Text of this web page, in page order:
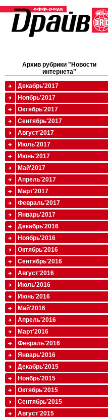
Архив рубрики "Новости
интернета"
Декабрь'2017
Ноябрь'2017
Октябрь'2017
Сентябрь'2017
Август'2017
Июль'2017
Июнь'2017
Май'2017
Апрель'2017
Март'2017
Февраль'2017
Январь'2017
Декабрь'2016
Ноябрь'2016
Октябрь'2016
Сентябрь'2016
Август'2016
Июль'2016
Июнь'2016
Май'2016
Апрель'2016
Март'2016
Февраль'2016
Январь'2016
Декабрь'2015
Ноябрь'2015
Октябрь'2015
Сентябрь'2015
Август'2015